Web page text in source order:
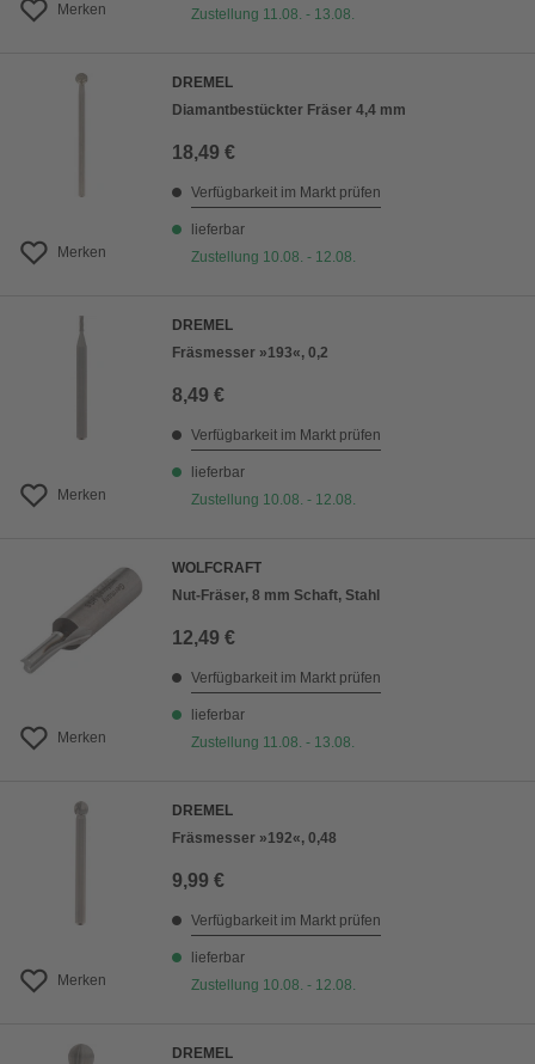
Merken
Zustellung 11.08. - 13.08.
Merken
DREMEL
Diamantbestückter Fräser 4,4 mm
18,49 €
Verfügbarkeit im Markt prüfen
lieferbar
Zustellung 10.08. - 12.08.
Merken
DREMEL
Fräsmesser »193«, 0,2
8,49 €
Verfügbarkeit im Markt prüfen
lieferbar
Zustellung 10.08. - 12.08.
Merken
WOLFCRAFT
Nut-Fräser, 8 mm Schaft, Stahl
12,49 €
Verfügbarkeit im Markt prüfen
lieferbar
Zustellung 11.08. - 13.08.
Merken
DREMEL
Fräsmesser »192«, 0,48
9,99 €
Verfügbarkeit im Markt prüfen
lieferbar
Zustellung 10.08. - 12.08.
DREMEL